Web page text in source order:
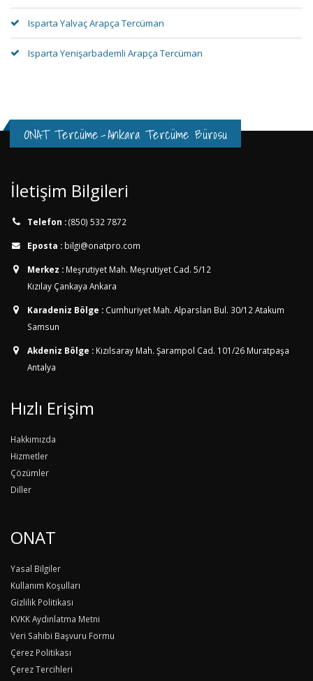
Isparta Yalvaç Arapça Tercüman
Isparta Yenişarbademli Arapça Tercüman
ONAT Tercüme-Ankara Tercüme Bürosu
İletişim Bilgileri
Telefon :(850) 532 7872
Eposta : bilgi@onatpro.com
Merkez : Meşrutiyet Mah. Meşrutiyet Cad. 5/12
Kızılay Çankaya Ankara
Karadeniz Bölge : Cumhuriyet Mah. Alparslan Bul. 30/12 Atakum
Samsun
Akdeniz Bölge : Kızılsaray Mah. Şarampol Cad. 101/26 Muratpaşa
Antalya
Hızlı Erişim
Hakkımızda
Hizmetler
Çözümler
Diller
ONAT
Yasal Bilgiler
Kullanım Koşulları
Gizlilik Politikası
KVKK Aydınlatma Metni
Veri Sahibi Başvuru Formu
Çerez Politikası
Çerez Tercihleri